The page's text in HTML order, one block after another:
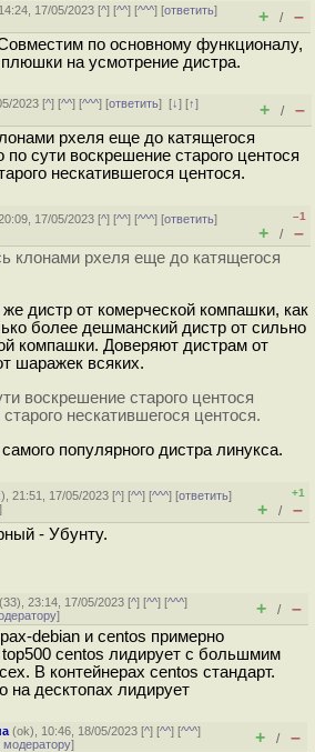
17/05/2023 [^] [^^] [^^^] [ответить]
+ / –
по основному функционалу,
на усмотрение дистра.
2023 [^] [^^] [^^^] [ответить][↓] [↑]
+ / –
рхеля еще до катящегося
по сути воскрешение старого центося
нескатившегося центося.
17/05/2023 [^] [^^] [^^^] [ответить]
–1
+ / –
клонами рхеля еще до катящегося
дистр от комерческой компашки, как
более дешманский дистр от сильно
компашки. Доверяют дистрам от
шаражек всяких.
воскрешение старого центося
нескатившегося центося.
популярного дистра линукса.
), 21:51, 17/05/2023 [^] [^^] [^^^] [ответить]
]
+1
+ / –
- Убунту.
(33), 23:14, 17/05/2023 [^] [^^] [^^^]
] + / –
debian и centos примерно
centos лидирует с большмим
В контейнерах centos стандарт.
на десктопах лидирует
(ok), 10:46, 18/05/2023 [^] [^^] [^^^]
модератору] + / –